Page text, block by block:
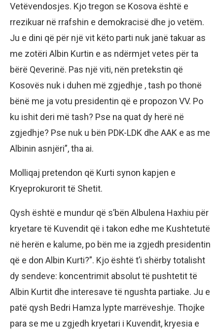
Vetëvendosjes. Kjo tregon se Kosova është e
rrezikuar në rrafshin e demokracisë dhe jo vetëm.
Ju e dini që për një vit këto parti nuk janë takuar as
me zotëri Albin Kurtin e as ndërmjet vetes për ta
bërë Qeverinë. Pas një viti, nën pretekstin që
Kosovës nuk i duhen më zgjedhje , tash po thonë
bënë me ja votu presidentin që e propozon VV. Po
ku ishit deri më tash? Pse na quat dy herë në
zgjedhje? Pse nuk u bën PDK-LDK dhe AAK e as me
Albinin asnjëri”, tha ai.
Molliqaj pretendon që Kurti synon kapjen e
Kryeprokurorit të Shetit.
Qysh është e mundur që s’bën Albulena Haxhiu për
kryetare të Kuvendit që i takon edhe me Kushtetutë
në herën e kalume, po bën me ia zgjedh presidentin
që e don Albin Kurti?”. Kjo është t’i shërby totalisht
dy sendeve: koncentrimit absolut të pushtetit të
Albin Kurtit dhe interesave të ngushta partiake. Ju e
patë qysh Bedri Hamza lypte marrëveshje. Thojke
para se me u zgjedh kryetari i Kuvendit, kryesia e